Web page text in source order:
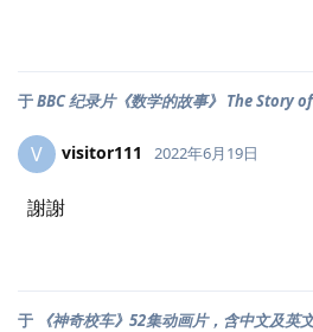
于BBC 纪录片《数学的故事》 The Story
V visitor111 2022年6月19日
謝謝
于 《神奇校车》52集动画片，含中文及英